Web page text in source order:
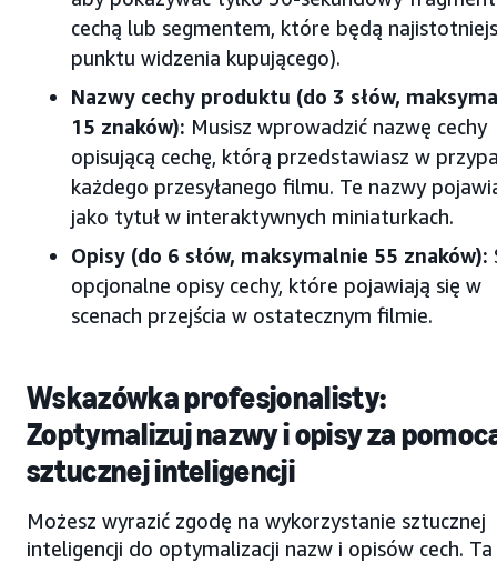
cechą lub segmentem, które będą
punktu widzenia kupującego).
Nazwy cechy produktu (do 3 słów,
15 znaków): Musisz wprowadzić nazwę cechy
opisującą cechę, którą przedstawiasz w
każdego przesyłanego filmu. Te nazwy
jako tytuł w interaktywnych miniaturkach.
Opisy (do 6 słów, maksymalnie 55 znaków):
opcjonalne opisy cechy, które pojawiają się w
scenach przejścia w ostatecznym filmie.
Wskazówka profesjonalisty:
Zoptymalizuj nazwy i opisy za
sztucznej inteligencji
Możesz wyrazić zgodę na wykorzystanie sztucznej
inteligencji do optymalizacji nazw i opisów cech. Ta